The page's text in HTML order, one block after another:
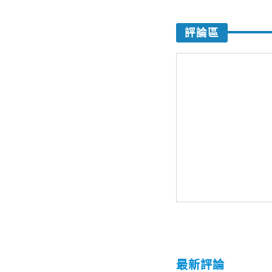
評論區
最新評論